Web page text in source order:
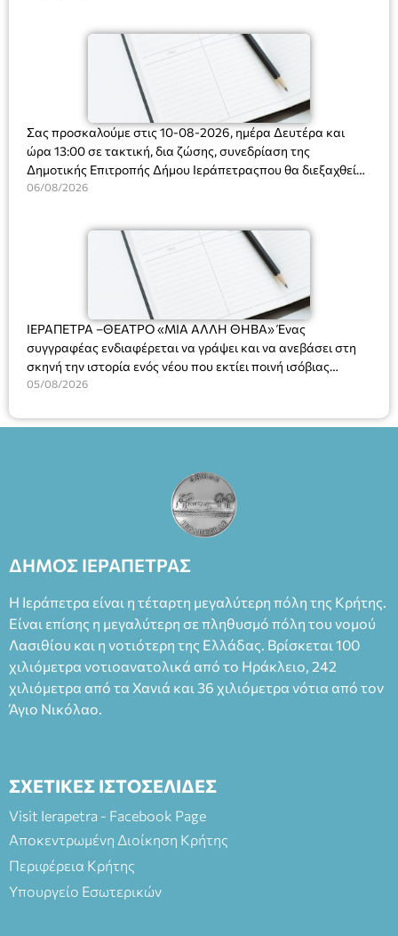
Σας προσκαλούμε στις 10-08-2026, ημέρα Δευτέρα και
ώρα 13:00 σε τακτική, δια ζώσης, συνεδρίαση της
Δημοτικής Επιτροπής Δήμου Ιεράπετραςπου θα διεξαχθεί
στο Δημοτικό Κατάστημα, Δημοκρατίας 31 στην αίθουσα
και λήψη αποφάσεων στα παρακάτω θέματα:
06/08/2026
ΙΕΡΑΠΕΤΡΑ –ΘΕΑΤΡΟ «ΜΙΑ ΑΛΛΗ ΘΗΒΑ» Ένας
συγγραφέας ενδιαφέρεται να γράψει και να ανεβάσει στη
σκηνή την ιστορία ενός νέου που εκτίει ποινή ισόβιας
κάθειρξης για πατροκτονία. Ένα πολυβραβευμένο έργο για
ασθένεια, τον ερωτισμό. Ένα έργο αινιγματικό, συγκινητικό,
έργο, ενώ η παράσταση έχει καθιερωθεί ως σημαντικό
θεατρικό γεγονός χάρη στις εξαιρετικές ερμηνείες του
Θάνου Λέκκα στον ρόλο του Συγγραφέα και του Δημήτρη
Καπουράνη, νικητή του βραβείου Δημήτρης Χορν 2022-
Φεδερίκο. Σκηνοθεσία: Βαγγέλης Θεοδωρόπουλος Είσοδος: :
άνω των 65 Προπώληση: Βιβλιοπωλείο Πάπυρος (Πλατεία
Πλαστήρα), E&G Mini market (Δημοκρατίας 39 Ιεράπετρα)
και στο more.com Χώρος: 3ο Γυμνάσιο Ιεράπετρας
(Είσοδος ΕΠΑ.Λ.) Έναρξη 21:15 Οργάνωση: ΚΝΩΣΟΣ
ΘΕΑΤΡΙΚΕΣ ΠΑΡΑΓΩΓΕΣ ΕΕ
05/08/2026
ΔΗΜΟΣ ΙΕΡΑΠΕΤΡΑΣ
Η Ιεράπετρα είναι η τέταρτη μεγαλύτερη πόλη της Κρήτης.
Είναι επίσης η μεγαλύτερη σε πληθυσμό πόλη του νομού
Λασιθίου και η νοτιότερη της Ελλάδας. Βρίσκεται 100
χιλιόμετρα νοτιοανατολικά από το Ηράκλειο, 242
χιλιόμετρα από τα Χανιά και 36 χιλιόμετρα νότια από τον
Άγιο Νικόλαο.
ΣΧΕΤΙΚΕΣ ΙΣΤΟΣΕΛΙΔΕΣ
Visit Ierapetra - Facebook Page
Αποκεντρωμένη Διοίκηση Κρήτης
Περιφέρεια Κρήτης
Υπουργείο Εσωτερικών